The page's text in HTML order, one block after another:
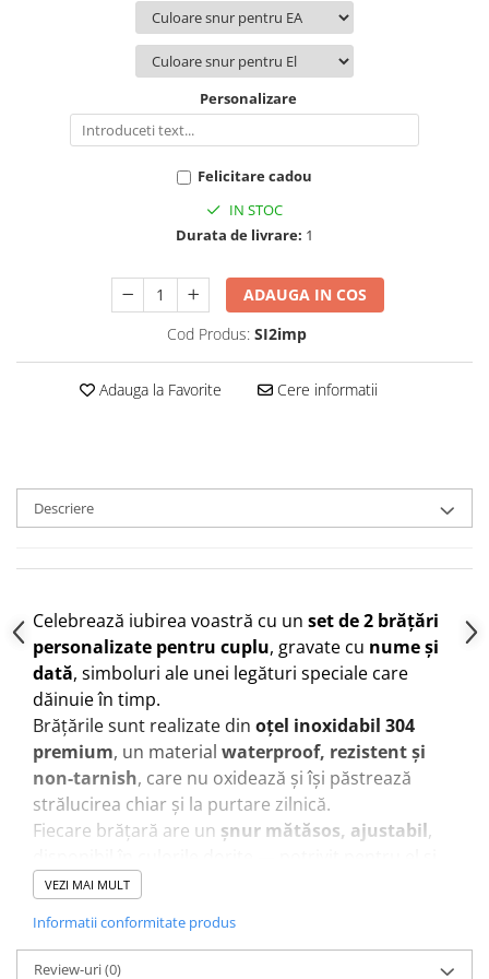
Personalizare
Felicitare cadou
IN STOC
Durata de livrare: 1
ADAUGA IN COS
Cod Produs: SI2imp
Adauga la Favorite Cere informatii
Descriere
Celebrează iubirea voastră cu un set de 2 brățări
personalizate pentru cuplu, gravate cu nume și
dată, simboluri ale unei legături speciale care
dăinuie în timp.
Brățările sunt realizate din oțel inoxidabil 304
premium, un material waterproof, rezistent și
non-tarnish, care nu oxidează și își păstrează
strălucirea chiar și la purtare zilnică.
Fiecare brățară are un șnur mătăsos, ajustabil,
ea.
un aer elegant și modern, transformând aceste
brățări într-un
VEZI MAI MULT
Informatii conformitate produs
Review-uri(0)